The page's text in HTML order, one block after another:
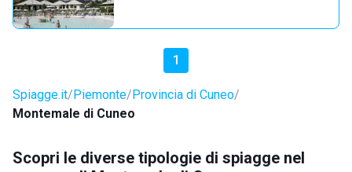
1
Spiagge.it Piemonte Provincia di Cuneo
Montemale di Cuneo
Scopri le diverse tipologie di spiagge nel